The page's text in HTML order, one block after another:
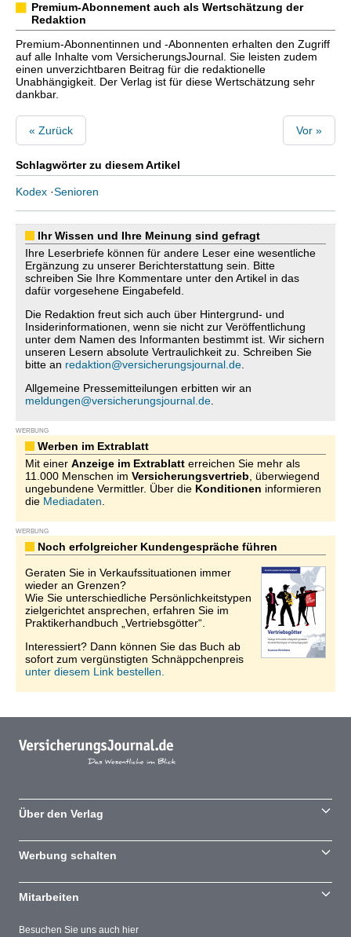
Premium-Abonnement auch als Wertschätzung der
Redaktion
Premium-Abonnentinnen und -Abonnenten erhalten den Zugriff
auf alle Inhalte vom VersicherungsJournal. Sie leisten zudem
einen unverzichtbaren Beitrag für die redaktionelle
Unabhängigkeit. Der Verlag ist für diese Wertschätzung sehr
dankbar.
« Zurück Vor »
Schlagwörter zu diesem Artikel
Kodex ·Senioren
Ihr Wissen und Ihre Meinung sind gefragt
Ihre Leserbriefe können für andere Leser eine wesentliche
Ergänzung zu unserer Berichterstattung sein. Bitte
schreiben Sie Ihre Kommentare unter den Artikel in das
dafür vorgesehene Eingabefeld.
Die Redaktion freut sich auch über Hintergrund- und
Insiderinformationen, wenn sie nicht zur Veröffentlichung
unter dem Namen des Informanten bestimmt ist. Wir sichern
unseren Lesern absolute Vertraulichkeit zu. Schreiben Sie
bitte an redaktion@versicherungsjournal.de
Allgemeine Pressemitteilungen erbitten wir an
meldungen@versicherungsjournal.de
WERBUNG
Werben im Extrablatt
Mit einer Anzeige im Extrablatt erreichen Sie mehr als
11.000 Menschen im Versicherungsvertrieb , überwiegend
ungebundene Vermittler. Über die Konditionen informieren
die Mediadaten
WERBUNG
Noch erfolgreicher Kundengespräche führen
Geraten Sie in Verkaufssituationen immer
wieder an Grenzen?
Wie Sie unterschiedliche Persönlichkeitstypen
zielgerichtet ansprechen, erfahren Sie im
Praktikerhandbuch „Vertriebsgötter“.
Interessiert? Dann können Sie das Buch ab
sofort zum vergünstigten Schnäppchenpreis
unter diesem Link bestellen.
Besuchen Sie uns auch hier
Über den Verlag
Werbung schalten
Mitarbeiten